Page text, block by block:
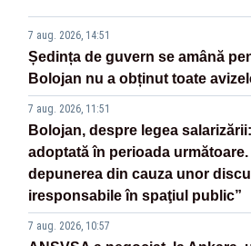
7 aug. 2026, 14:51
Ședința de guvern se amână
Bolojan nu a obținut toate
7 aug. 2026, 11:51
Bolojan, despre legea
adoptată în perioada
depunerea din cauza unor
iresponsabile în spaţiul public”
7 aug. 2026, 10:57